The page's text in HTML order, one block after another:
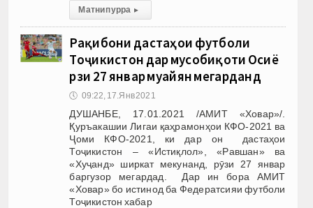
Матни пурра ▸
Рақибони дастаҳои футболи
Тоҷикистон дар мусобиқоти Осиё
рӯзи 27 январ муайян мегарданд
🕔 09:22, 17.Янв 2021
ДУШАНБЕ, 17.01.2021 /АМИТ «Ховар»/.
Қуръакашии Лигаи қаҳрамонҳои КФО-2021 ва
Ҷоми КФО-2021, ки дар он дастаҳои
Тоҷикистон – «Истиқлол», «Равшан» ва
«Хуҷанд» ширкат мекунанд, рӯзи 27 январ
баргузор мегардад. Дар ин бора АМИТ
«Ховар» бо истинод ба Федератсияи футболи
Тоҷикистон хабар